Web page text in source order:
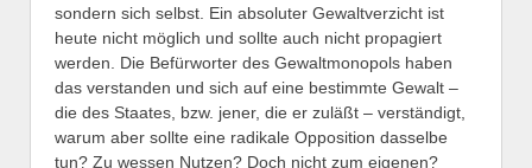
sondern sich selbst. Ein absoluter Gewaltverzicht ist
heute nicht möglich und sollte auch nicht propagiert
werden. Die Befürworter des Gewaltmonopols haben
das verstanden und sich auf eine bestimmte Gewalt –
die des Staates, bzw. jener, die er zuläßt – verständigt,
warum aber sollte eine radikale Opposition dasselbe
tun? Zu wessen Nutzen? Doch nicht zum eigenen?